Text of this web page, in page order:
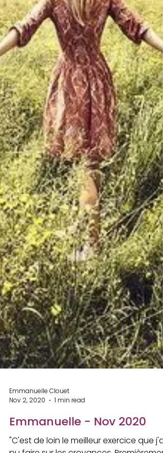
Emmanuelle Clouet
Nov 2, 2020
1 min read